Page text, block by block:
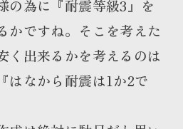
の為に『耐震等級3』を
かですね。そこを考えた
く出来るかを考えるのは
はなから耐震は1か2で